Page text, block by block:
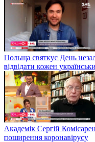
Польща святкує День
відвідати кожен
Академік Сергій
поширення коронавірусу